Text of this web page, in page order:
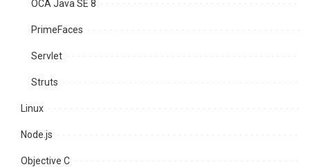
OCA Java SE 8
PrimeFaces
Servlet
Struts
Linux
Node.js
Objective C